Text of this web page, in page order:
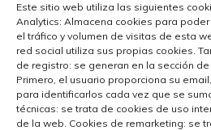
Este sitio web utiliza las siguientes
Analytics: Almacena cookies para
el tráfico y volumen de visitas de esta
red social utiliza sus propias cookies.
de registro: se generan en la sección
Primero, el usuario proporciona su
para identificarlos cada vez que se
técnicas: se trata de cookies de uso
de la web. Cookies de remarketing: se
una iniciativa
del IICA para
apoyar a los
agricultores.
Ver +